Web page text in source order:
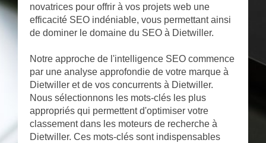
novatrices pour offrir à vos projets web une
efficacité SEO indéniable, vous permettant ainsi
de dominer le domaine du SEO à Dietwiller.
Notre approche de l'intelligence SEO commence
par une analyse approfondie de votre marque à
Dietwiller et de vos concurrents à Dietwiller.
Nous sélectionnons les mots-clés les plus
appropriés qui permettent d'optimiser votre
classement dans les moteurs de recherche à
Dietwiller. Ces mots-clés sont indispensables